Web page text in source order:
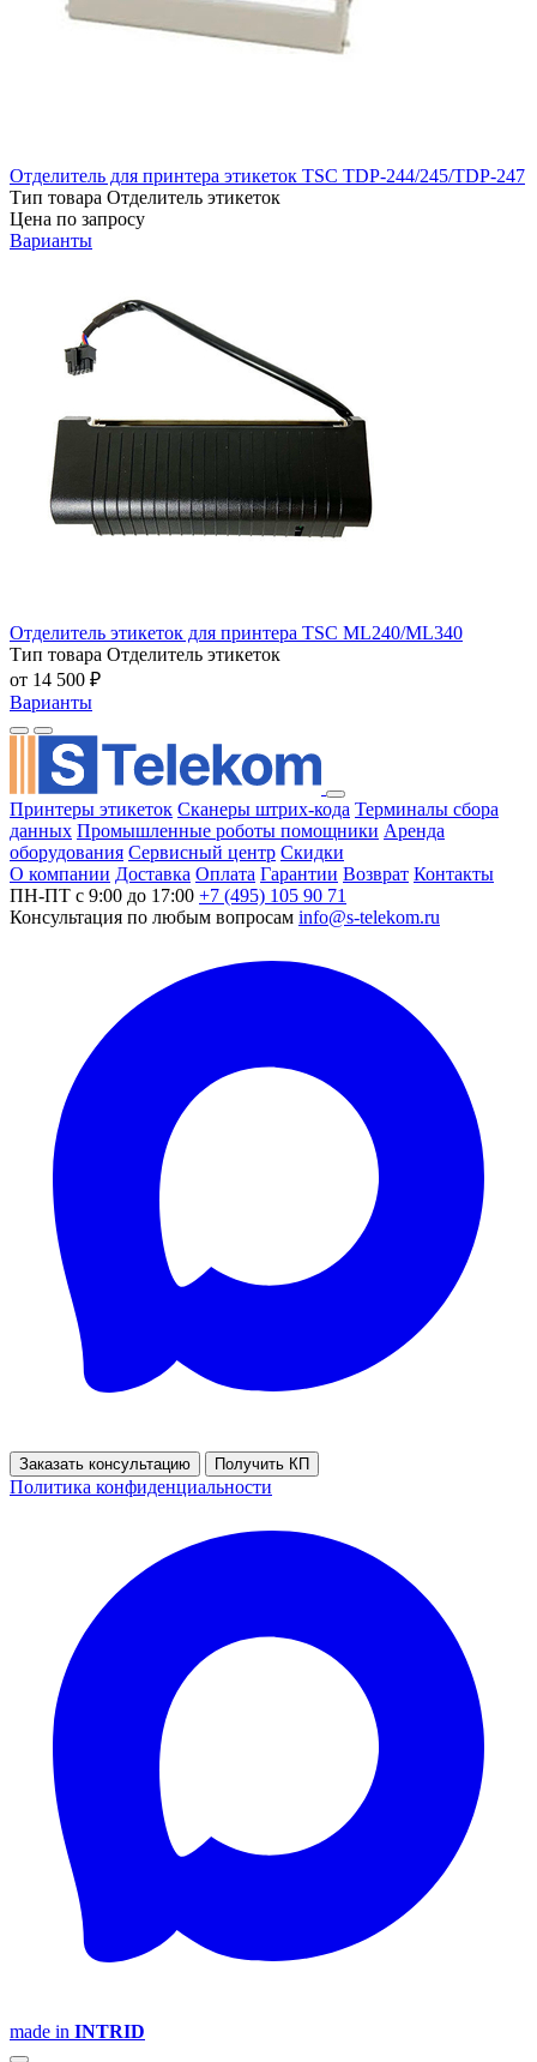
Отделитель для принтера этикеток TSC TDP-244/245/TDP-247
Тип товара Отделитель этикеток
Цена по запросу
Варианты
Отделитель этикеток для принтера TSC ML240/ML340
Тип товара Отделитель этикеток
от 14 500 ₽
Варианты
Принтеры этикеток Сканеры штрих-кода Терминалы сбора
данных Промышленные роботы помощники Аренда
оборудования Сервисный центр Скидки
О компании Доставка Оплата Гарантии Возврат Контакты
ПН-ПТ с 9:00 до 17:00 +7 (495) 105 90 71
Консультация по любым вопросам info@s-telekom.ru
Заказать консультацию Получить КП
Политика конфиденциальности
made in INTRID